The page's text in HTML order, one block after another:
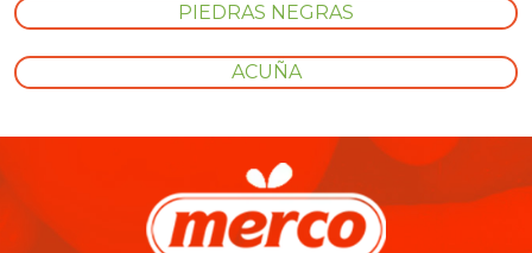
PIEDRAS NEGRAS
ACUÑA